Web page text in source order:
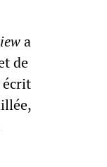
a
de
écrit